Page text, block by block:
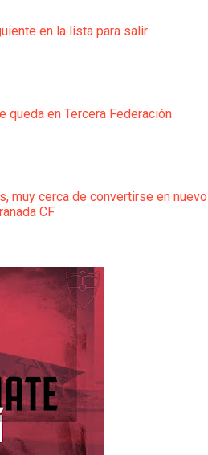
en la lista para salir
queda en Tercera Federación
muy cerca de convertirse en nuevo
CF